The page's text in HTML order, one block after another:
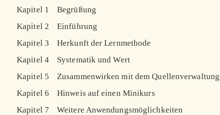
Kapitel 1
Begrüßung
Kapitel 2
Einführung
Kapitel 3
Herkunft der Lernmethode
Kapitel 4
Systematik und Wert
Kapitel 5
Zusammenwirken mit dem
Kapitel 6
Hinweis auf einen Minikurs
Kapitel 7
Weitere Anwendungsmöglichkeiten